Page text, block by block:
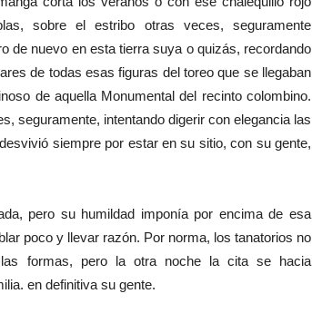
sobre el estribo otras veces, seguramente
de nuevo en esta tierra suya o quizás, recordando
de todas esas figuras del toreo que se llegaban
de aquella Monumental del recinto colombino.
seguramente, intentando digerir con elegancia las
desvivió siempre por estar en su sitio, con su gente,
pero su humildad imponía por encima de esa
poco y llevar razón. Por norma, los tanatorios no
formas, pero la otra noche la cita se hacia
en definitiva su gente.